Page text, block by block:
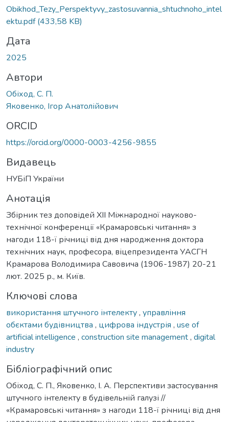
Obikhod_Tezy_Perspektyvy_zastosuvannia_shtuchnoho_intel
ektu.pdf(433,58 KB)
Дата
2025
Автори
Обіход, С. П.
Яковенко, Ігор Анатолійович
ORCID
https://orcid.org/0000-0003-4256-9855
Видавець
НУБіП України
Анотація
Збірник тез доповідей ХІІ Міжнародної науково-
технічної конференції «Крамаровські читання» з
нагоди 118-ї річниці від дня народження доктора
технічних наук, професора, віцепрезидента УАСГН
Крамарова Володимира Савовича (1906-1987) 20-21
лют. 2025 р., м. Київ.
Ключові слова
використання штучного інтелекту, управління
обєктами будівництва , цифрова індустрія , use of
artificial intelligence , construction site management, digital
industry
Бібліографічний опис
Обіход, С. П., Яковенко, І. А. Перспективи застосування
штучного інтелекту в будівельній галузі //
«Крамаровські читання» з нагоди 118-ї річниці від дня